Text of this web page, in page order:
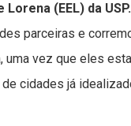
(EEL) da USP.
parceiras e
uma vez que eles
cidades já